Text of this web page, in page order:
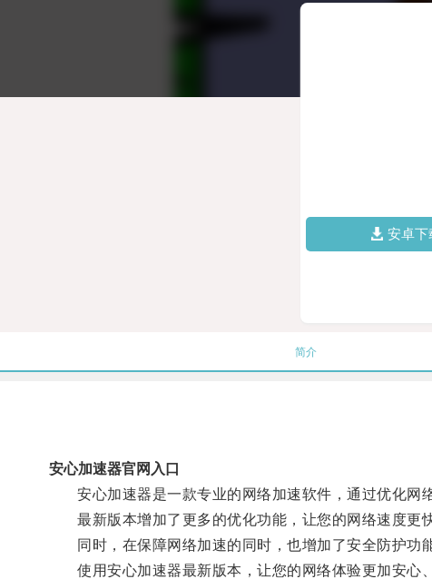
安卓下
简介
安心加速器官网入口
安心加速器是一款专业的网络加速软件，通过优化网
最新版本增加了更多的优化功能，让您的网络速度更快
同时，在保障网络加速的同时，也增加了安全防护功
使用安心加速器最新版本，让您的网络体验更加安心、